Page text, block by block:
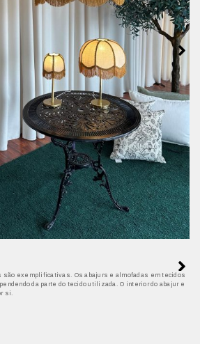
são exemplificativas. Os abajurs e almofadas em tecidos
da parte do tecido utilizada. O interior do abajur e
si.